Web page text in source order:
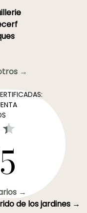
→
→
de los jardines →